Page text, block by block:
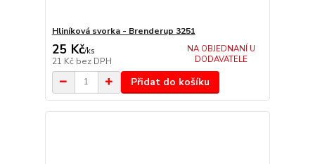
Hliníková svorka - Brenderup 3251
25 Kč/ks
21 Kč bez DPH
NA OBJEDNANÍ U
DODAVATELE
Přidat do košíku